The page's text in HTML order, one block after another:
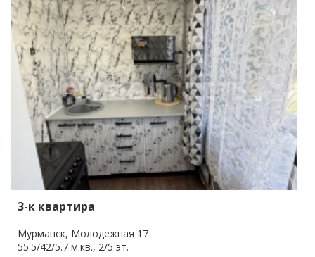
3-к квартира
Мурманск, Молодежная 17
55.5/42/5.7 м.кв., 2/5 эт.